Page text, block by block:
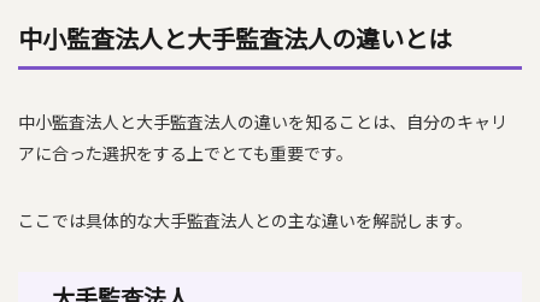
中小監査法人と大手監査法人の違いとは
中小監査法人と大手監査法人の違いを知ることは、自分のキャリ
アに合った選択をする上でとても重要です。
ここでは具体的な大手監査法人との主な違いを解説します。